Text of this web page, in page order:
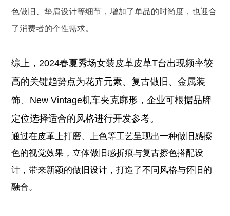
色做旧、垫肩设计等细节，增加了单品的时尚度，也迎合
了消费者的个性需求。
综上，2024春夏秀场女装皮革皮草T台出现频率较
高的关键趋势点为花卉元素、复古做旧、金属装
饰、New Vintage机车夹克廓形，企业可根据品牌
定位选择适合的风格进行开发参考。
通过在皮革上打磨、上色等工艺呈现出一种做旧感擦
色的视觉效果，立体做旧感折痕与复古擦色搭配设
计，带来新颖的做旧设计，打造了不同风格与怀旧的
融合。